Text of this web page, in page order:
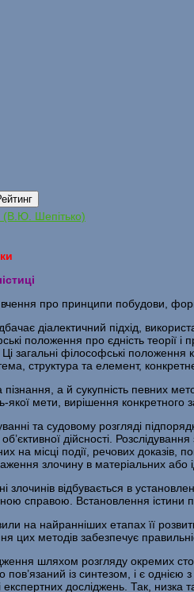
(В.Ю. Шепітько)
про принципи побудови,
діалектичний підхід,
положення про єдність теорії
Ці загальні філософські
структура та елемент,
а й сукупність певних
мети, вирішення конкретного
та судовому розгляді
дійсності.
на місці події, речових доказів,
злочину в матеріальних
злочинів відбувається в
справою. Встановлення
на найранніших етапах її
цих методів забезпечує
шляхом розгляду окремих
пов’язаний із синтезом, і є
експертних досліджень. Так, низка